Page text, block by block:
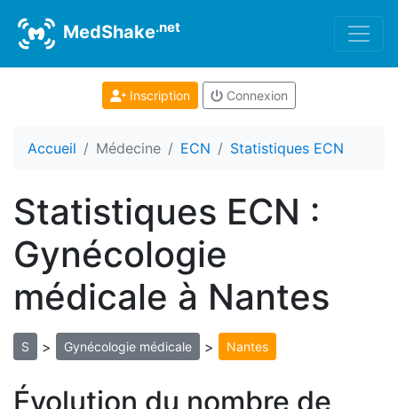
MedShake.net
Inscription Connexion
Accueil Médecine ECN Statistiques ECN
Statistiques ECN :
Gynécologie
médicale à Nantes
S > Gynécologie médicale > Nantes
Évolution du nombre de